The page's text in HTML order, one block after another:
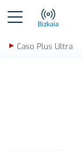
Bizkaia
Caso Plus Ultra